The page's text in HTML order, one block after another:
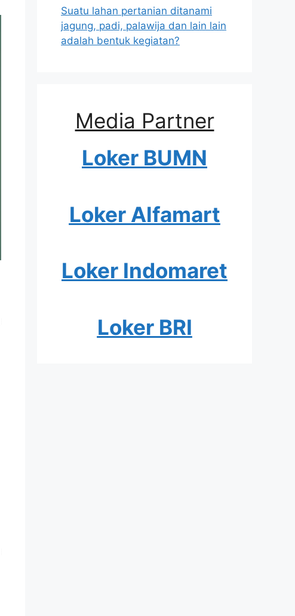
Suatu lahan pertanian ditanami
jagung, padi, palawija dan lain lain
adalah bentuk kegiatan?
Media Partner
Loker BUMN
Loker Alfamart
Loker Indomaret
Loker BRI